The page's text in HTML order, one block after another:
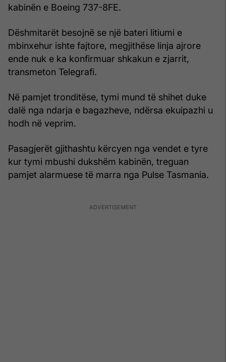
kabinën e Boeing 737-8FE.
Dëshmitarët besojnë se një bateri litiumi e
mbinxehur ishte fajtore, megjithëse linja ajrore
ende nuk e ka konfirmuar shkakun e zjarrit,
transmeton Telegrafi.
Në pamjet tronditëse, tymi mund të shihet duke
dalë nga ndarja e bagazheve, ndërsa ekuipazhi u
hodh në veprim.
Pasagjerët gjithashtu kërcyen nga vendet e tyre
kur tymi mbushi dukshëm kabinën, treguan
pamjet alarmuese të marra nga Pulse Tasmania.